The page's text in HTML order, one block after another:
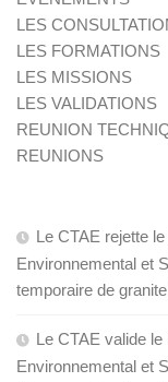
LES
LES FORMATIONS
LES MISSIONS
LES VALIDATIONS
REUNION
REUNIONS
Le CTAE rejette
Environnemental et
temporaire de
Le CTAE valide
Environnemental et